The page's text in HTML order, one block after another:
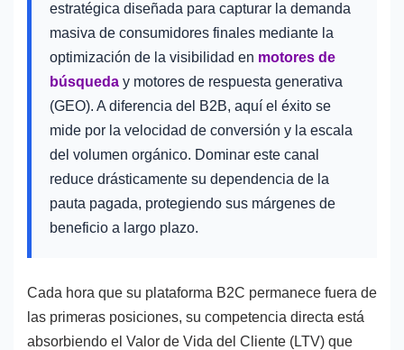
estratégica diseñada para capturar la demanda
masiva de consumidores finales mediante la
optimización de la visibilidad en motores de
búsqueda y motores de respuesta generativa
(GEO). A diferencia del B2B, aquí el éxito se
mide por la velocidad de conversión y la escala
del volumen orgánico. Dominar este canal
reduce drásticamente su dependencia de la
pauta pagada, protegiendo sus márgenes de
beneficio a largo plazo.
Cada hora que su plataforma B2C permanece fuera de
las primeras posiciones, su competencia directa está
absorbiendo el Valor de Vida del Cliente (LTV) que